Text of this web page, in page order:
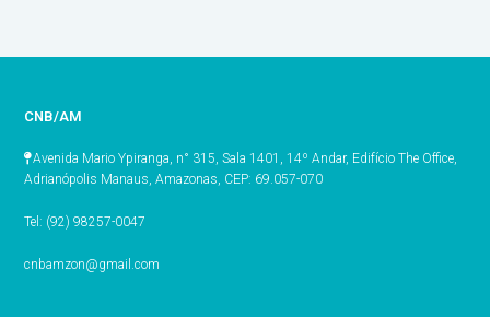
CNB/AM
Avenida Mario Ypiranga, n° 315, Sala 1401, 14º Andar, Edifício The Office,
Adrianópolis Manaus, Amazonas, CEP: 69.057-070
Tel: (92) 98257-0047
cnbamzon@gmail.com